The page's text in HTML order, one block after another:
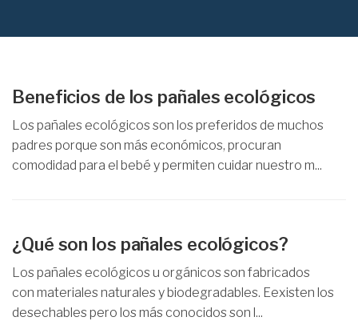
Beneficios de los pañales ecológicos
Los pañales ecológicos son los preferidos de muchos
padres porque son más económicos, procuran
comodidad para el bebé y permiten cuidar nuestro m...
¿Qué son los pañales ecológicos?
Los pañales ecológicos u orgánicos son fabricados
con materiales naturales y biodegradables. Eexisten los
desechables pero los más conocidos son l...